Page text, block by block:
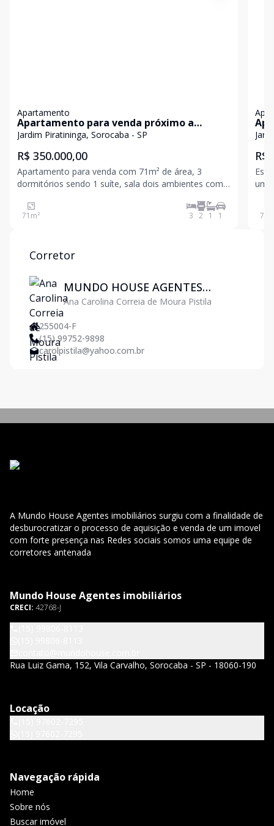
Apartamento
Apartamento para venda próximo a
Avenida São Paulo
Jardim Piratininga, Sorocaba - SP
R$ 350.000,00
Apartamento para venda com 71m² de área, 3
dormitórios sendo 1 suíte, sala dois ambientes com
serviço,
71 m² 3 2 1 1
R$
um
73
Corretor
MUNDO HOUSE AGENTES
IMOBILIÁRIOS
Ana Carolina Correia de Moura Pistila
255004-F
(15) 99752-9898
carolpistila@yahoo.com.br
A Mundo House Agentes imobiliários surgiu com a finalidade de
desburocratizar o processo de aquisição e venda de um imovel
com forte presença nas Redes sociais somos uma equipe de
corretores antenada
Mundo House Agentes imobiliários
CRECI: 42768-J
Rua Luiz Gama, 152, Vila Carvalho, Sorocaba - SP - 18060-190
Locação
Navegação rápida
Home
Sobre nós
Buscar imóvel